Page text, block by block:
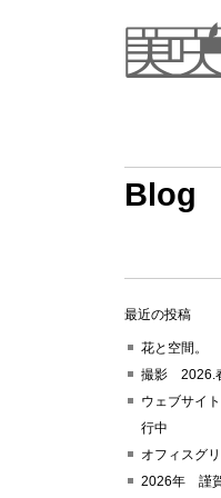
Blog
最近の投稿
花と空間。
撮影 2026.
ウェブサイ
行中
オフィスグ
2026年 謹